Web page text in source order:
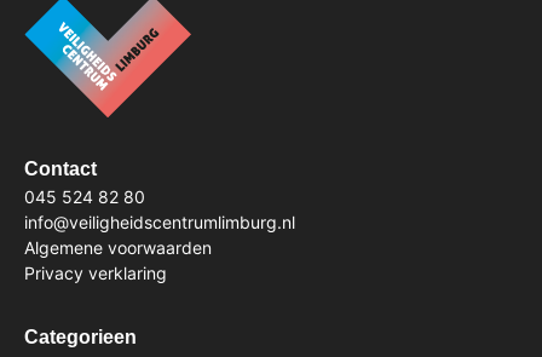
Contact
045 524 82 80
info@veiligheidscentrumlimburg.nl
Algemene voorwaarden
Privacy verklaring
Categorieen